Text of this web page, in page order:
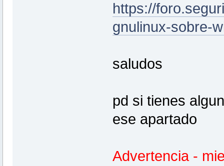
https://
gnulinux-sobre-
saludos
pd si tienes
ese apartado
Advertencia -